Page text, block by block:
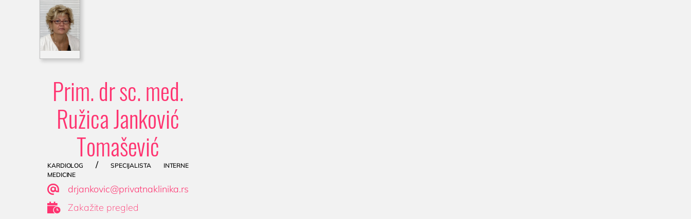
Prim. dr sc. med.
Ružica Janković
Tomašević
kardiolog / specijalista interne
medicine

drjankovic@privatnaklinika.rs

Zakažite pregled